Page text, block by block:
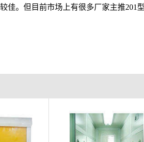
。但目前市场上有很多厂家主推201